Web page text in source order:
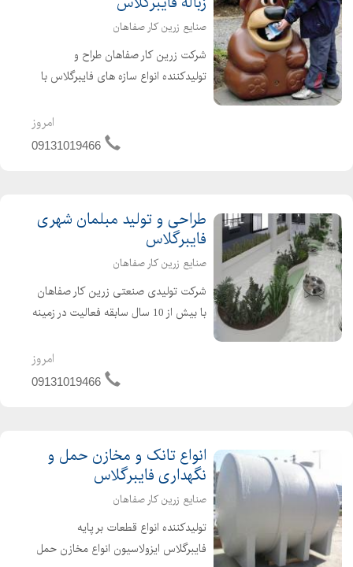
صنایع زرین کار صفاهان
شرکت زرین کار صفاهان طراح و
تولیدکننده انواع سازه های فایبرگلاس با
سفارش انواع سرویس بهداشتی و سطل
زباله لازمه پارکها و مجموعه های تفریحی
امروز
09131019466
طراحی و تولید مبلمان شهری
فایبرگلاس
صنایع زرین کار صفاهان
شرکت تولیدی صنعتی زرین کار صفاهان
با بیش از 10 سال سابقه فعالیت در زمینه
صورت رسمی با شماره ثبت 24912 در
اصفهان به ثبت رسیده است و با بهره
امروز
09131019466
انواع تانک و مخازن حمل و
نگهداری فایبرگلاس
صنایع زرین کار صفاهان
تولیدکننده انواع قطعات بر پایه
فایبرگلاس ایزولاسیون انواع مخازن حمل